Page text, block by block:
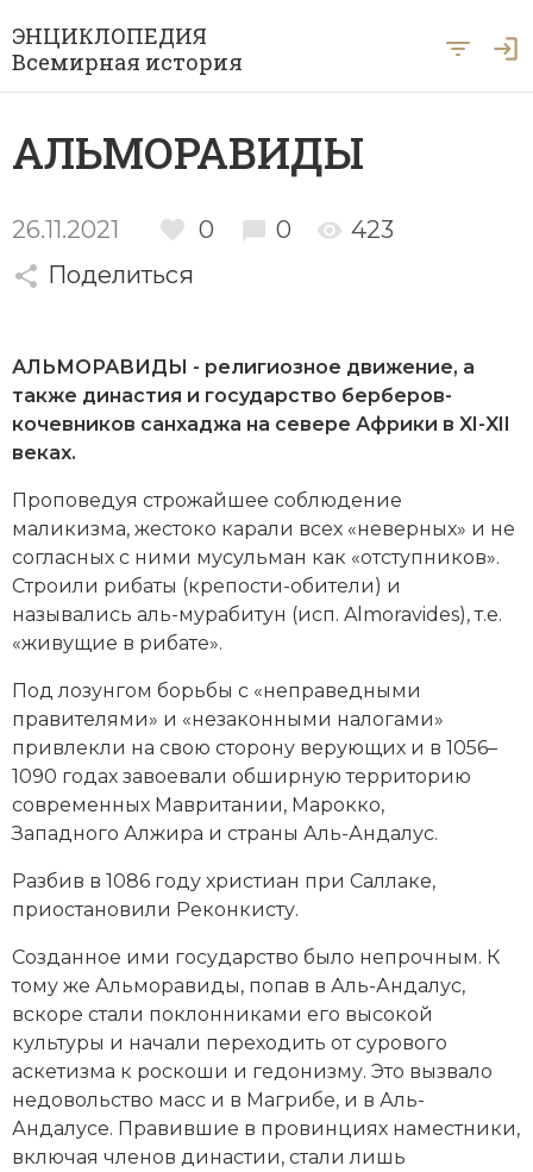
ЭНЦИКЛОПЕДИЯ
Всемирная история
Рубрики
Азия
Археология
Ближний Восток
Византия
Генеалогия, геральдика
Государство и право
Европа
Империи
Историческая география и топонимика
История материальной и духовной культуры
История, философия, теория и методология
Итория международных отношений
Латинская Америка
Новая история
Новейшая история
Античность
История Первобытного общества
История Средних веков
Новейшая история
А … Я
Й К Л М Н О П Р С
У Ф Х Ц Ч Ш Щ Ы Э
АЛЬМОРАВИДЫ
26.11.2021 0 0
423
Поделиться
АЛЬМОРАВИДЫ - религиозное движение, а
также династия и государство берберов-
кочевников санхаджа на севере Африки в XI-XII
веках.
Проповедуя строжайшее соблюдение
маликизма, жестоко карали всех «неверных» и не
согласных с ними мусульман как «отступников».
Строили рибаты (крепости-обители) и
назывались аль-мурабитун (исп. Almoravides), т.е.
«живущие в рибате».
Под лозунгом борьбы с «неправедными
правителями» и «незаконными налогами»
привлекли на свою сторону верующих и в 1056–
1090 годах завоевали обширную территорию
современных Мавритании, Марокко,
Западного Алжира и страны Аль-Андалус.
Разбив в 1086 году христиан при Саллаке,
приостановили Реконкисту.
Созданное ими государство было непрочным. К
тому же Альморавиды, попав в Аль-Андалус,
вскоре стали поклонниками его высокой
культуры и начали переходить от сурового
аскетизма к роскоши и гедонизму. Это вызвало
недовольство масс и в Магрибе, и в Аль-
Андалусе. Правившие в провинциях наместники,
включая членов династии, стали лишь